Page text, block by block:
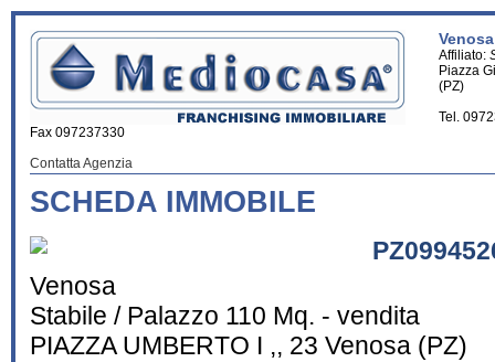
Affiliato:
Piazza
(PZ)
Tel.
Fax 097237330
Contatta Agenzia
SCHEDA IMMOBILE
Venosa
Stabile / Palazzo 110 Mq. - vendita
PIAZZA UMBERTO I ,, 23 Venosa (PZ)